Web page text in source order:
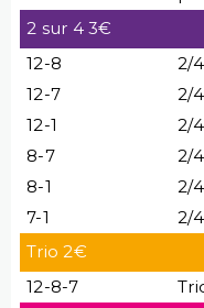
2 sur 4 3€
12-8
2/4
12-7
2/4
12-1
2/4
8-7
2/4
8-1
2/4
7-1
2/4
Trio 2€
12-8-7